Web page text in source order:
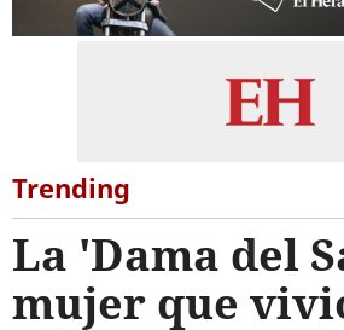
Trending
La 'Dama del
mujer que